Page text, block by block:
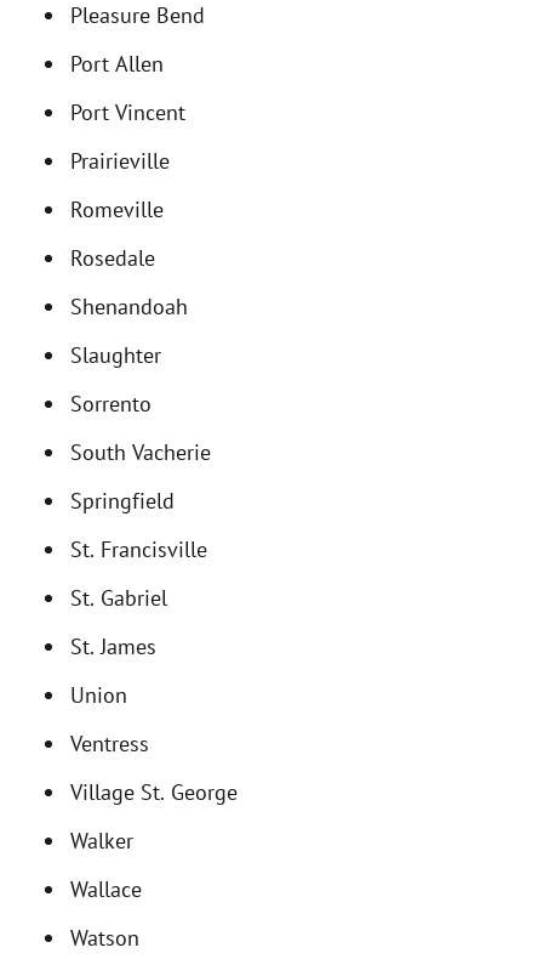
Pleasure Bend
Port Allen
Port Vincent
Prairieville
Romeville
Rosedale
Shenandoah
Slaughter
Sorrento
South Vacherie
Springfield
St. Francisville
St. Gabriel
St. James
Union
Ventress
Village St. George
Walker
Wallace
Watson